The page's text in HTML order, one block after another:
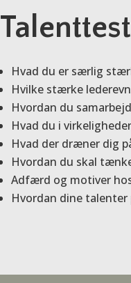
Hvad du er særlig
Hvilke stærke
Hvordan du
Hvad du i
Hvad der dræner dig
Hvordan du skal
Adfærd og motiver
Hvordan dine